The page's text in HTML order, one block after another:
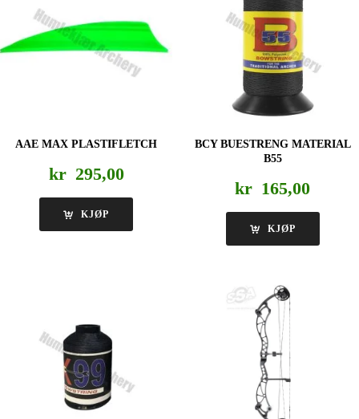
AAE MAX PLASTIFLETCH
kr 295,00
KJØP
BCY BUESTRENG MATERIAL
B55
kr 165,00
KJØP